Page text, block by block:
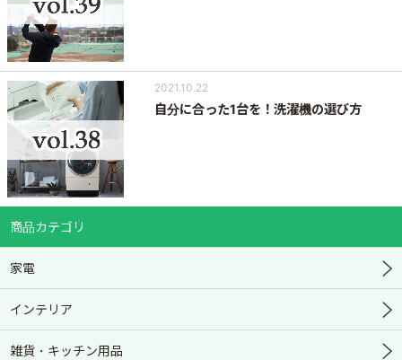
2021.10.22
自分に合った1台を！洗濯機の選び方
商品カテゴリ
家電
インテリア
雑貨・キッチン用品